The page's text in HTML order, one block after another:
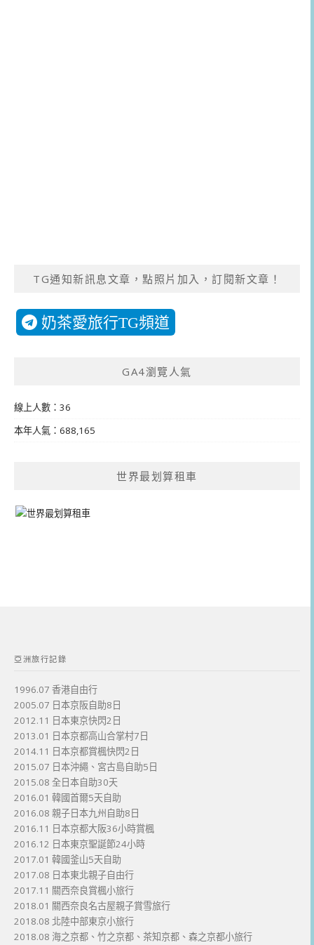
TG通知新訊息文章，點照片加入，訂閱新文章！
奶茶愛旅行TG頻道
GA4瀏覽人氣
線上人數：36
本年人氣：688,165
世界最划算租車
亞洲旅行記錄
1996.07 香港自由行
2005.07 日本京阪自助8日
2012.11 日本東京快閃2日
2013.01 日本京都高山合掌村7日
2014.11 日本京都賞楓快閃2日
2015.07 日本沖繩、宮古島自助5日
2015.08 全日本自助30天
2016.01 韓國首爾5天自助
2016.08 親子日本九州自助8日
2016.11 日本京都大阪36小時賞楓
2016.12 日本東京聖誕節24小時
2017.01 韓國釜山5天自助
2017.08 日本東北親子自由行
2017.11 關西奈良賞楓小旅行
2018.01 關西奈良名古屋親子賞雪旅行
2018.08 北陸中部東京小旅行
2018.08 海之京都、竹之京都、茶知京都、森之京都小旅行